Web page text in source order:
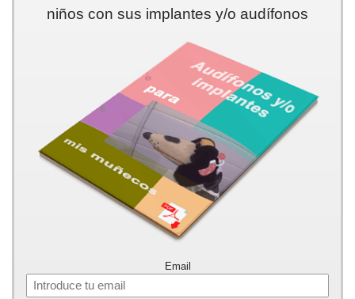
niños con sus implantes y/o audífonos
Email